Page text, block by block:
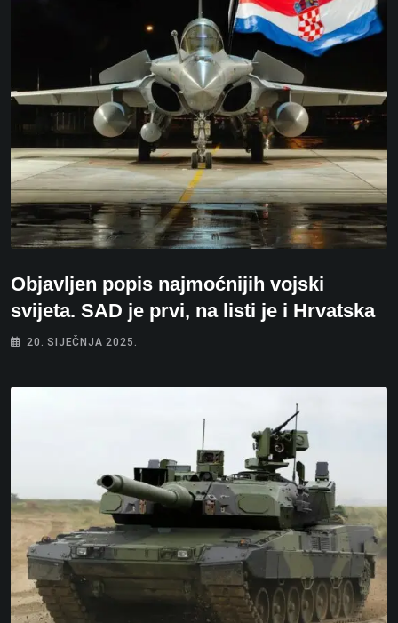
Objavljen popis najmoćnijih vojski
svijeta. SAD je prvi, na listi je i Hrvatska
20. SIJEČNJA 2025.